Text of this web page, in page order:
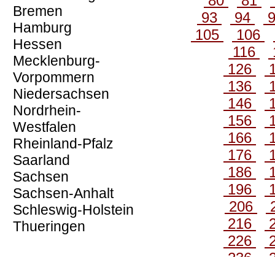
Bremen
Hamburg
Hessen
Mecklenburg-
Vorpommern
Niedersachsen
Nordrhein-
Westfalen
Rheinland-Pfalz
Saarland
Sachsen
Sachsen-Anhalt
Schleswig-Holstein
Thueringen
93
94
105
106
116
126
136
146
156
166
176
186
196
206
216
226